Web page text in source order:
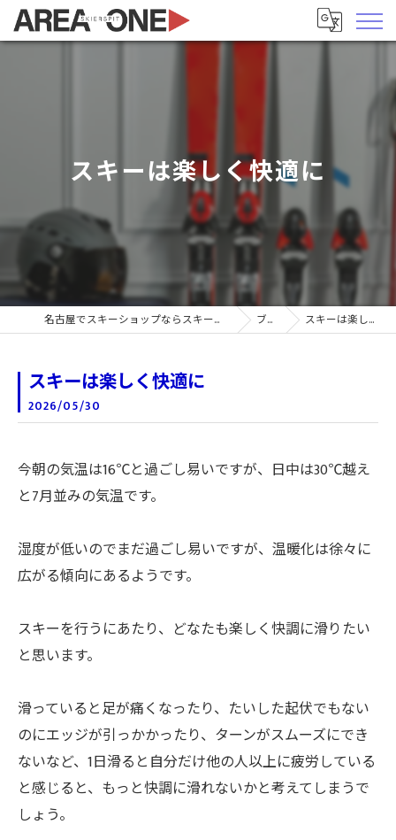
スキーは楽しく快適に
名古屋でスキーショップならスキーヤーズピットエリア1 ブログ スキーは楽しく快適に
スキーは楽しく快適に
2026/05/30
今朝の気温は16℃と過ごし易いですが、日中は30℃越え
と7月並みの気温です。
湿度が低いのでまだ過ごし易いですが、温暖化は徐々に
広がる傾向にあるようです。
スキーを行うにあたり、どなたも楽しく快調に滑りたい
と思います。
滑っていると足が痛くなったり、たいした起伏でもない
のにエッジが引っかかったり、ターンがスムーズにでき
ないなど、1日滑ると自分だけ他の人以上に疲労している
と感じると、もっと快調に滑れないかと考えてしまうで
しょう。